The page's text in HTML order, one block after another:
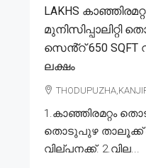
LAKHS
സെൻ്റ് 650 SQFT
ലക്ഷം
1.കാഞ്ഞിരമറ്റം
തൊടുപുഴ താലൂക്ക് 4
വില്പനക്ക്. 2.വില...